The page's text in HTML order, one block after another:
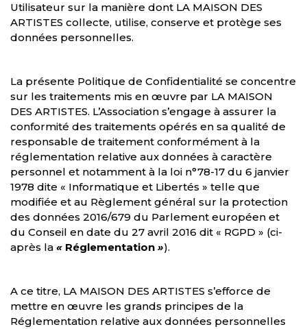
Utilisateur sur la manière dont LA MAISON DES
ARTISTES collecte, utilise, conserve et protège ses
données personnelles.
La présente Politique de Confidentialité se concentre
sur les traitements mis en œuvre par LA MAISON
DES ARTISTES. L’Association s’engage à assurer la
conformité des traitements opérés en sa qualité de
responsable de traitement conformément à la
réglementation relative aux données à caractère
personnel et notamment à la loi n°78-17 du 6 janvier
1978 dite « Informatique et Libertés » telle que
modifiée et au Règlement général sur la protection
des données 2016/679 du Parlement européen et
du Conseil en date du 27 avril 2016 dit « RGPD » (ci-
après la « Réglementation »).
A ce titre, LA MAISON DES ARTISTES s’efforce de
mettre en œuvre les grands principes de la
Réglementation relative aux données personnelles